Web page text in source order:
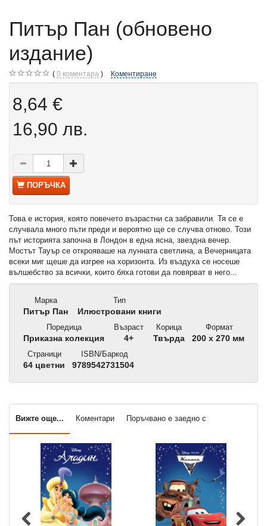
Питър Пан (обновено
издание)
0 коментара Коментиране
8,64 €
16,90 лв.
ПОРЪЧКА
Това е история, която повечето възрастни са забравили. Тя се е
случвала много пъти преди и вероятно ще се случва отново. Този
път историята започна в Лондон в една ясна, звездна вечер.
Мостът Тауър се открояваше на лунната светлина, а Вечерницата
всеки миг щеше да изгрее на хоризонта. Из въздуха се носеше
вълшебство за всички, които бяха готови да повярват в него...
Марка
Питър Пан
Тип
Илюстровани книги
Поредица
Приказна колекция
Възраст
4+
Корица
Твърда
Формат
200 x 270 мм
Страници
64 цветни
ISBN/Баркод
9789542731504
Вижте още... Коментари Поръчвано е заедно с